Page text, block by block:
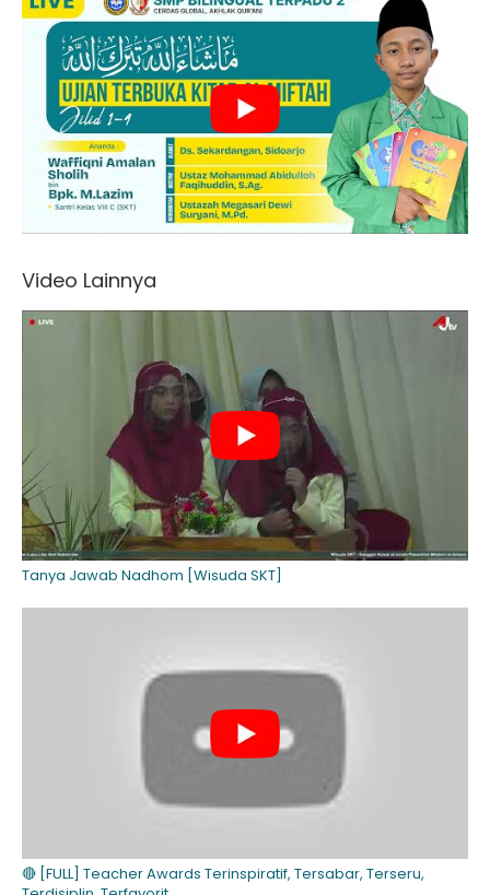
Video Lainnya
Tanya Jawab Nadhom [Wisuda SKT]
🔴 [FULL] Teacher Awards Terinspiratif, Tersabar, Terseru,